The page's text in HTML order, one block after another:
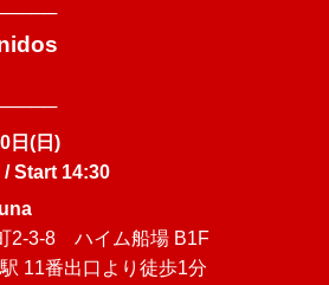
日(日)
14:30
2-3-8 ハイム船場 B1F
11番出口より徒歩1分